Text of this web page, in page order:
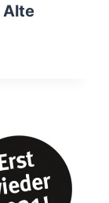
Alte